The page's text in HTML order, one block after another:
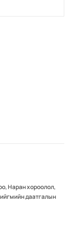
Наран хороолол,
даатгалын